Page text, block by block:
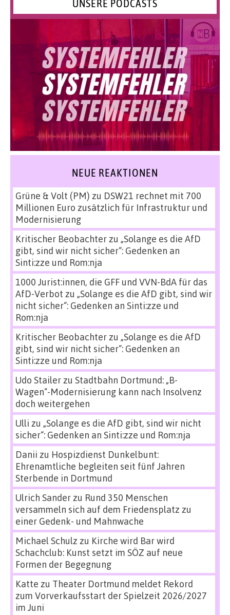
UNSERE PODCASTS
NEUE REAKTIONEN
Grüne & Volt (PM) zu DSW21 rechnet mit 700
Millionen Euro zusätzlich für Infrastruktur und
Modernisierung
Kritischer Beobachterzu „Solange es die AfD
gibt, sind wir nicht sicher“: Gedenken an
Sinti:zze und Rom:nja
1000 Jurist:innen, die GFF und VVN-BdA für das
AfD-Verbot zu „Solange es die AfD gibt, sind wir
nicht sicher“: Gedenken an Sinti:zze und
Rom:nja
Kritischer Beobachterzu „Solange es die AfD
gibt, sind wir nicht sicher“: Gedenken an
Sinti:zze und Rom:nja
Udo Stailerzu Stadtbahn Dortmund: „B-
Wagen“-Modernisierung kann nach Insolvenz
doch weitergehen
Ulli zu „Solange es die AfD gibt, sind wir nicht
sicher“: Gedenken an Sinti:zze und Rom:nja
Danii zu Hospizdienst Dunkelbunt:
Ehrenamtliche begleiten seit fünf Jahren
Sterbende in Dortmund
Ulrich Sanderzu Rund 350 Menschen
versammeln sich auf dem Friedensplatz zu
einer Gedenk- und Mahnwache
Michael Schulz zu Kirche wird Bar wird
Schachclub: Kunst setzt im SÖZ auf neue
Formen der Begegnung
Katte zu Theater Dortmund meldet Rekord
zum Vorverkaufsstart der Spielzeit 2026/2027
im Juni